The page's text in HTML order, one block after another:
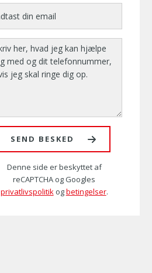
SEND BESKED
Denne side er beskyttet af
reCAPTCHA og Googles
privatlivspolitikogbetingelser.